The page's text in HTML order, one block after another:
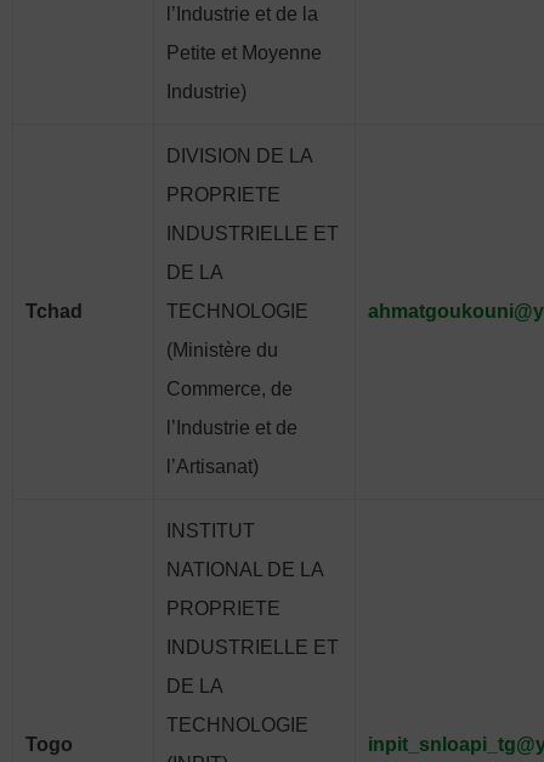
l’Industrie et de la
Petite et Moyenne
Industrie)
Tchad
DIVISION DE LA
PROPRIETE
INDUSTRIELLE ET
DE LA
TECHNOLOGIE
(Ministère du
Commerce, de
l’Industrie et de
l’Artisanat)
Togo
INSTITUT
NATIONAL DE LA
PROPRIETE
INDUSTRIELLE ET
DE LA
TECHNOLOGIE